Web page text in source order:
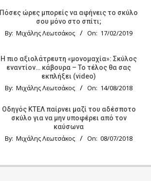
Πόσες ώρες μπορείς να αφήνεις το σκύλο
σου μόνο στο σπίτι;
By: Μιχάλης Λεωτσάκος On: 17/02/2019
Η πιο αξιολάτρευτη «μονομαχία»: Σκύλος
εναντίον… κάβουρα – Το τέλος θα σας
εκπλήξει (video)
By: Μιχάλης Λεωτσάκος On: 14/08/2018
Οδηγός KTΕΛ παίρνει μαζί του αδέσποτο
σκύλο για να μην υποφέρει από τον
καύσωνα
By: Μιχάλης Λεωτσάκος On: 08/07/2018